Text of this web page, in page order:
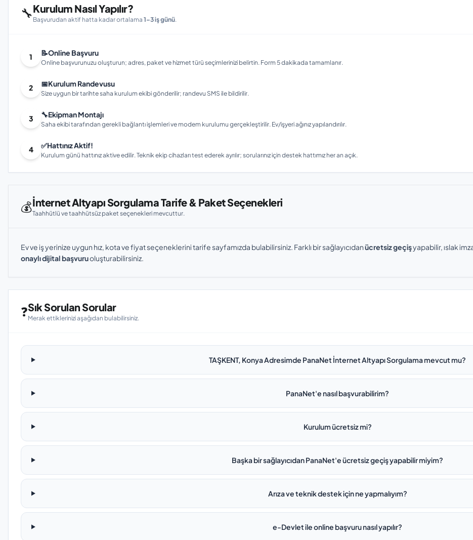
🔧Kurulum Nasıl Yapılır?
Başvurudan aktif hatta kadar ortalama 1–3 iş günü.
1 📝Online Başvuru
Online başvurunuzu oluşturun; adres, paket ve hizmet türü seçimlerinizi belirtin. Form 5 dakikada tamamlanır.
2 📅Kurulum Randevusu
Size uygun bir tarihte saha kurulum ekibi gönderilir; randevu SMS ile bildirilir.
3 🔧Ekipman Montajı
Saha ekibi tarafından gerekli bağlantı işlemleri ve modem kurulumu gerçekleştirilir. Ev/işyeri ağınız yapılandırılır.
4 ✅Hattınız Aktif!
Kurulum günü hattınız aktive edilir. Teknik ekip cihazları test ederek ayrılır; sorularınız için destek hattımız her an açık.
💰İnternet Altyapı Sorgulama Tarife & Paket Seçenekleri
Taahhütlü ve taahhütsüz paket seçenekleri mevcuttur.
Ev ve iş yerinize uygun hız, kota ve fiyat seçeneklerini tarife sayfamızda bulabilirsiniz. Farklı bir sağlayıcıdanücretsiz geçişyapabilir, ıslak
onaylı dijital başvuruoluşturabilirsiniz.
❓Sık Sorulan Sorular
Merak ettiklerinizi aşağıdan bulabilirsiniz.
TAŞKENT, Konya Adresimde PanaNet İnternet Altyapı Sorgulama mevcut mu?
PanaNet'e nasıl başvurabilirim?
Kurulum ücretsiz mi?
Başka bir sağlayıcıdan PanaNet'e ücretsiz geçiş yapabilir miyim?
Arıza ve teknik destek için ne yapmalıyım?
e-Devlet ile online başvuru nasıl yapılır?